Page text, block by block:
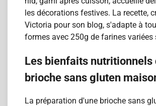
les décorations festives. La recette,
Victoria pour son blog, s'adapte à
formes avec 250g de farines variées
Les bienfaits nutritionnels
brioche sans gluten
La préparation d'une brioche sans